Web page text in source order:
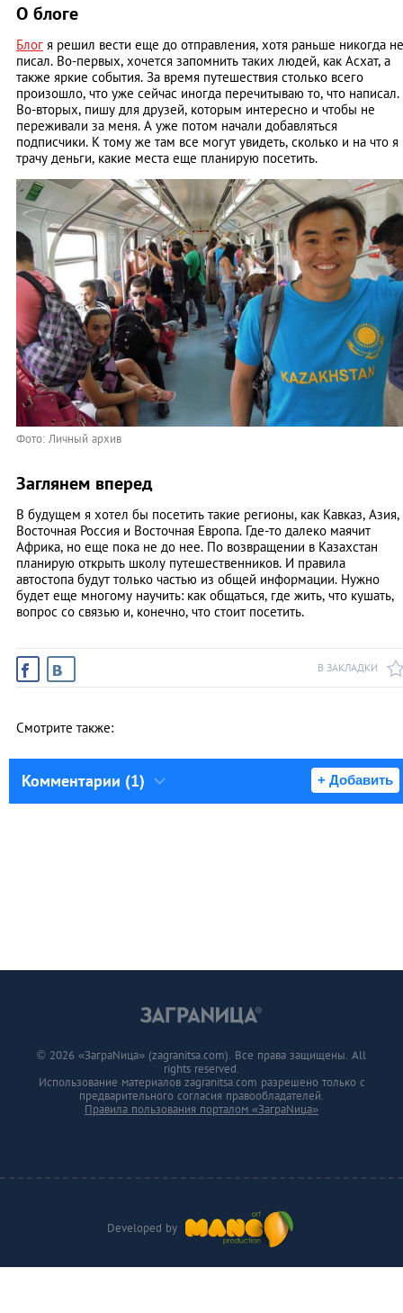
О блоге
Блог я решил вести еще до отправления, хотя раньше никогда не
писал. Во-первых, хочется запомнить таких людей, как Асхат, а
также яркие события. За время путешествия столько всего
произошло, что уже сейчас иногда перечитываю то, что написал.
Во-вторых, пишу для друзей, которым интересно и чтобы не
переживали за меня. А уже потом начали добавляться
подписчики. К тому же там все могут увидеть, сколько и на что я
трачу деньги, какие места еще планирую посетить.
Фото: Личный архив
Заглянем вперед
В будущем я хотел бы посетить такие регионы, как Кавказ, Азия,
Восточная Россия и Восточная Европа. Где-то далеко маячит
Африка, но еще пока не до нее. По возвращении в Казахстан
планирую открыть школу путешественников. И правила
автостопа будут только частью из общей информации. Нужно
будет еще многому научить: как общаться, где жить, что кушать,
вопрос со связью и, конечно, что стоит посетить.
В ЗАКЛАДКИ
Смотрите также:
Комментарии (1) + Добавить
Developed by
© 2026 «ЗаграNица» (zagranitsa.com). Все права защищены. All
rights reserved.
Использование материалов zagranitsa.com разрешено только с
предварительного согласия правообладателей.
Правила пользования порталом «ЗаграNица»